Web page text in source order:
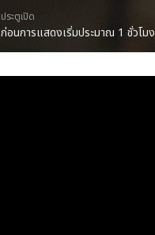
ประตูเปิด
ก่อนการแสดงเริ่มประมาณ 1 ชั่วโมง